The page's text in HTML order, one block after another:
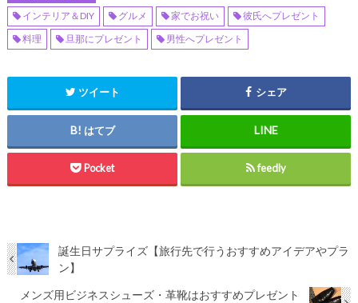
インテリア＆DIY
グルメ 家でお祝い
彼氏へプレゼント
料理
旦那にプレゼント 男性へプレゼント
ツイート シェア
はてブ
Pocket feedly
誕生日サプライズ【旅行先で行うおすすめアイデアやプラ
ン】
メンズ用ビジネスシューズ・革靴はおすすめプレゼント